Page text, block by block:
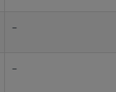
–
–